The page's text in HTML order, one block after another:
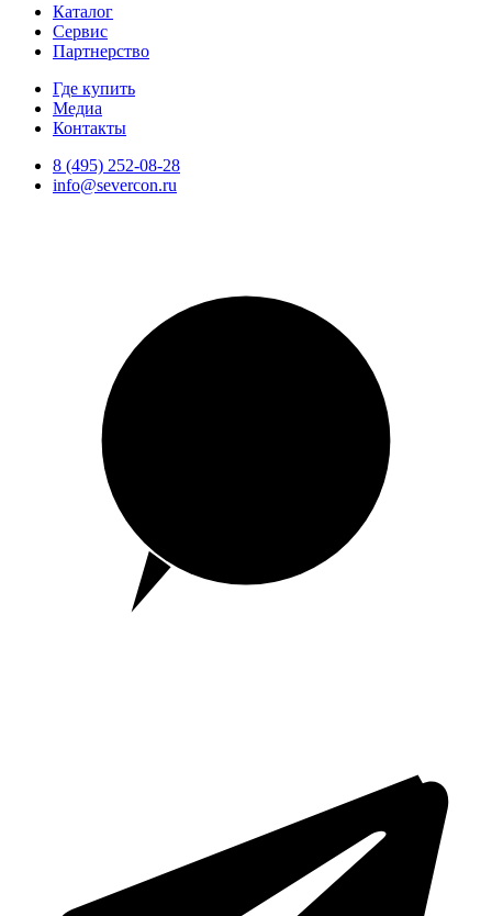
Каталог
Сервис
Партнерство
Где купить
Медиа
Контакты
8 (495) 252-08-28
info@severcon.ru